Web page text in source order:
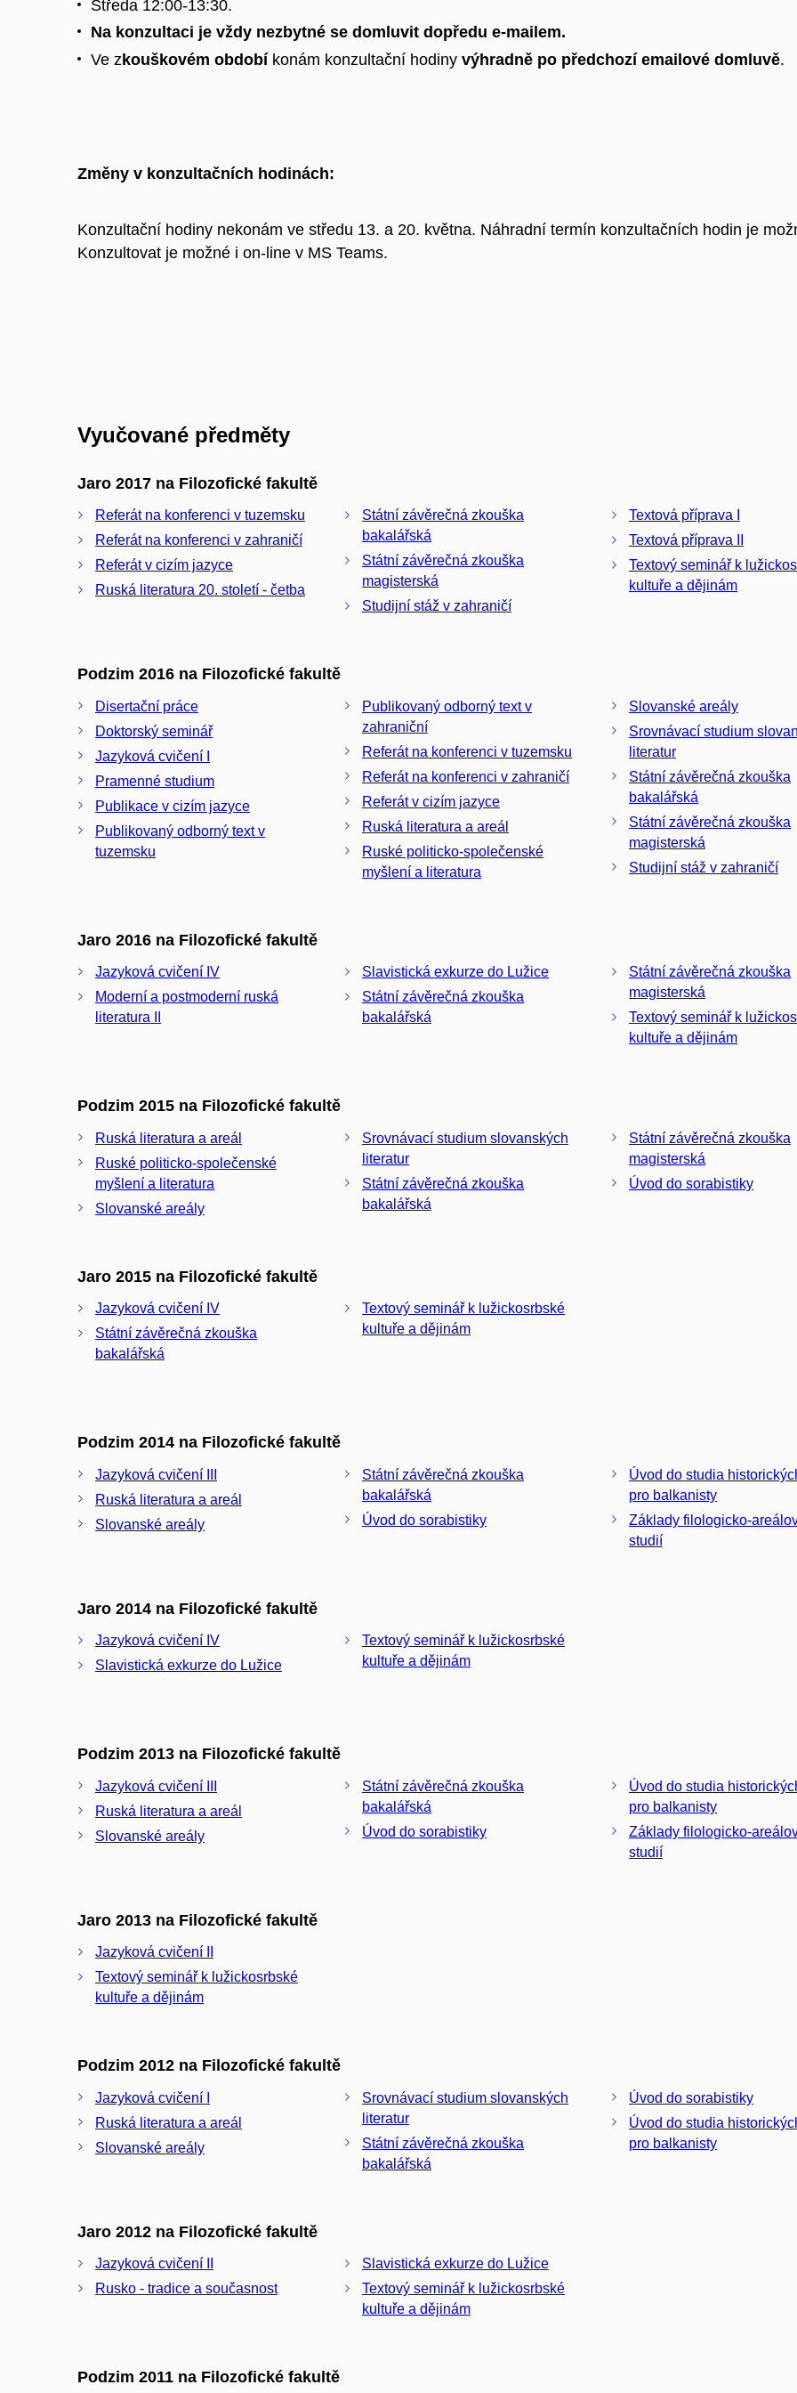
Středa 12:00-13:30.
Na konzultaci je vždy nezbytné se domluvit dopředu e-mailem.
Ve zkouškovém obdobíkonám konzultační hodiny výhradně po předchozí emailové domluvě.
Změny v konzultačních hodinách:
Konzultační hodiny nekonám ve středu 13. a 20. května. Náhradní termín konzultačních hodin je
Konzultovat je možné i on-line v MS Teams.
Vyučované předměty
Jaro 2017 na Filozofické fakultě
Referát na konferenci v tuzemsku
Referát na konferenci v zahraničí
Referát v cizím jazyce
Ruská literatura 20. století - četba
Státní závěrečná zkouška
bakalářská
Státní závěrečná zkouška
magisterská
Studijní stáž v zahraničí
Textová příprava I
Textová příprava II
Textový seminář k
kultuře a dějinám
Podzim 2016 na Filozofické fakultě
Disertační práce
Doktorský seminář
Jazyková cvičení I
Pramenné studium
Publikace v cizím jazyce
Publikovaný odborný text v
tuzemsku
Publikovaný odborný text v
zahraniční
Referát na konferenci v tuzemsku
Referát na konferenci v zahraničí
Referát v cizím jazyce
Ruská literatura a areál
Ruské politicko-společenské
myšlení a literatura
Slovanské areály
Srovnávací studium
literatur
Státní závěrečná zkouška
bakalářská
Státní závěrečná zkouška
magisterská
Studijní stáž v zahraničí
Jaro 2016 na Filozofické fakultě
Jazyková cvičení IV
Moderní a postmoderní ruská
literatura II
Slavistická exkurze do Lužice
Státní závěrečná zkouška
bakalářská
Státní závěrečná zkouška
magisterská
Textový seminář k
kultuře a dějinám
Podzim 2015 na Filozofické fakultě
Ruská literatura a areál
Ruské politicko-společenské
myšlení a literatura
Slovanské areály
Srovnávací studium slovanských
literatur
Státní závěrečná zkouška
bakalářská
Státní závěrečná zkouška
magisterská
Úvod do sorabistiky
Jaro 2015 na Filozofické fakultě
Jazyková cvičení IV
Státní závěrečná zkouška
bakalářská
Textový seminář k lužickosrbské
kultuře a dějinám
Podzim 2014 na Filozofické fakultě
Jazyková cvičení III
Ruská literatura a areál
Slovanské areály
Státní závěrečná zkouška
bakalářská
Úvod do sorabistiky
Úvod do studia
pro balkanisty
Základy filologicko-
studií
Jaro 2014 na Filozofické fakultě
Jazyková cvičení IV
Slavistická exkurze do Lužice
Textový seminář k lužickosrbské
kultuře a dějinám
Podzim 2013 na Filozofické fakultě
Jazyková cvičení III
Ruská literatura a areál
Slovanské areály
Státní závěrečná zkouška
bakalářská
Úvod do sorabistiky
Úvod do studia
pro balkanisty
Základy filologicko-
studií
Jaro 2013 na Filozofické fakultě
Jazyková cvičení II
Textový seminář k lužickosrbské
kultuře a dějinám
Podzim 2012 na Filozofické fakultě
Jazyková cvičení I
Ruská literatura a areál
Slovanské areály
Srovnávací studium slovanských
literatur
Státní závěrečná zkouška
bakalářská
Úvod do sorabistiky
Úvod do studia
pro balkanisty
Jaro 2012 na Filozofické fakultě
Jazyková cvičení II
Rusko - tradice a současnost
Slavistická exkurze do Lužice
Textový seminář k lužickosrbské
kultuře a dějinám
Podzim 2011 na Filozofické fakultě